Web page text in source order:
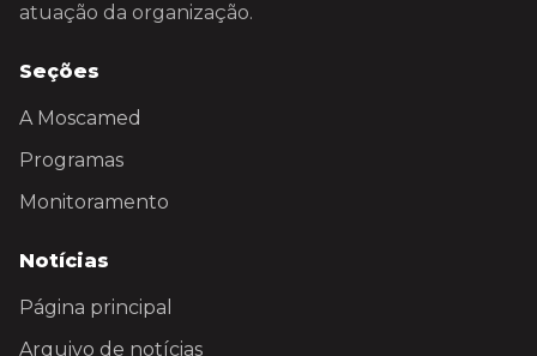
atuação da organização.
Seções
A Moscamed
Programas
Monitoramento
Notícias
Página principal
Arquivo de notícias